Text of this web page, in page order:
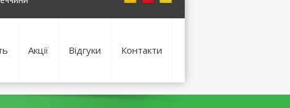
Акції Відгуки Контакти